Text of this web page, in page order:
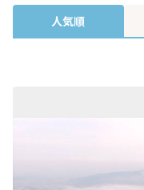
人気順